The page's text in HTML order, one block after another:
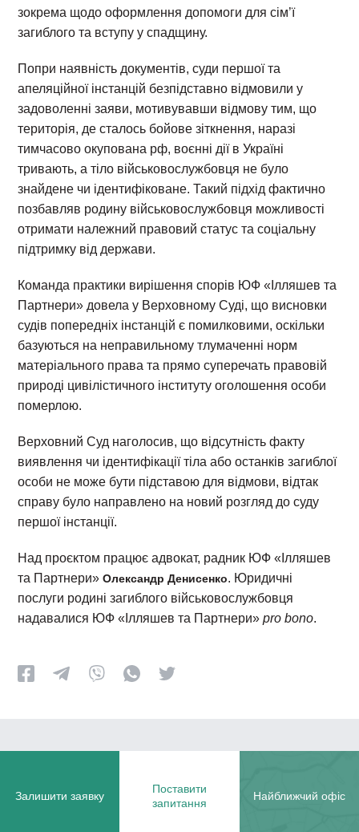
зокрема щодо оформлення допомоги для сім’ї
загиблого та вступу у спадщину.
Попри наявність документів, суди першої та
апеляційної інстанцій безпідставно відмовили у
задоволенні заяви, мотивувавши відмову тим, що
територія, де сталось бойове зіткнення, наразі
тимчасово окупована рф, воєнні дії в Україні
тривають, а тіло військовослужбовця не було
знайдене чи ідентифіковане. Такий підхід фактично
позбавляв родину військовослужбовця можливості
отримати належний правовий статус та соціальну
підтримку від держави.
Команда практики вирішення спорів ЮФ «Ілляшев та
Партнери» довела у Верховному Суді, що висновки
судів попередніх інстанцій є помилковими, оскільки
базуються на неправильному тлумаченні норм
матеріального права та прямо суперечать правовій
природі цивілістичного інституту оголошення особи
померлою.
Верховний Суд наголосив, що відсутність факту
виявлення чи ідентифікації тіла або останків загиблої
особи не може бути підставою для відмови, відтак
справу було направлено на новий розгляд до суду
першої інстанції.
Над проєктом працює адвокат, радник ЮФ «Ілляшев
та Партнери»Олександр Денисенко. Юридичні
послуги родині загиблого військовослужбовця
надавалися ЮФ «Ілляшев та Партнери»pro bono.
Залишити заявку
Поставити
запитання
Найближчий офіс